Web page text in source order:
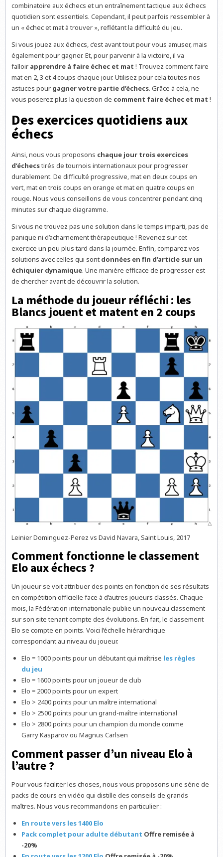
combinatoire aux échecs et un entraînement tactique aux échecs
quotidien sont essentiels. Cependant, il peut parfois ressembler à
un « échec et mat à trouver », reflétant la difficulté du jeu.
Si vous jouez aux échecs, c’est avant tout pour vous amuser, mais
également pour gagner. Et, pour parvenir à la victoire, il va
falloir apprendre à faire échec et mat ! Trouvez comment faire
mat en 2, 3 et 4 coups chaque jour. Utilisez pour cela toutes nos
astuces pour gagner votre partie d’échecs. Grâce à cela, ne
vous poserez plus la question de comment faire échec et mat !
Des exercices quotidiens aux
échecs
Ainsi, nous vous proposons chaque jour trois exercices
d’échecstirés de tournois internationaux pour progresser
durablement. De difficulté progressive, mat en deux coups en
vert, mat en trois coups en orange et mat en quatre coups en
rouge. Nous vous conseillons de vous concentrer pendant cinq
minutes sur chaque diagramme.
Si vous ne trouvez pas une solution dans le temps imparti, pas de
panique ni d’acharnement thérapeutique ! Revenez sur cet
exercice un peu plus tard dans la journée. Enfin, comparez vos
solutions avec celles qui sont données en fin d’article sur un
échiquier dynamique. Une manière efficace de progresser est
de chercher avant de découvrir la solution.
La méthode du joueur réfléchi : les
Blancs jouent et matent en 2 coups
Leinier Dominguez-Perez vs David Navara, Saint Louis, 2017
Comment fonctionne le classement
Elo aux échecs ?
Un joueur se voit attribuer des points en fonction de ses résultats
en compétition officielle face à d’autres joueurs classés. Chaque
mois, la Fédération internationale publie un nouveau classement
sur son site tenant compte des évolutions. En fait, le classement
Elo se compte en points. Voici l’échelle hiérarchique
correspondant au niveau du joueur.
Elo = 1000 points pour un débutant qui maîtrise les règles
du jeu
Elo = 1600 points pour un joueur de club
Elo = 2000 points pour un expert
Elo > 2400 points pour un maître international
Elo > 2500 points pour un grand-maître international
Elo > 2800 points pour un champion du monde comme
Garry Kasparov ou Magnus Carlsen
Comment passer d’un niveau Elo à
l’autre ?
Pour vous faciliter les choses, nous vous proposons une série de
packs de cours en vidéo qui distille des conseils de grands
maîtres. Nous vous recommandons en particulier :
En route vers les 1400 Elo
Pack complet pour adulte débutant Offre remisée à
-20%